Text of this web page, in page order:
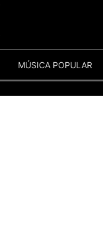
MÚSICA POPULAR